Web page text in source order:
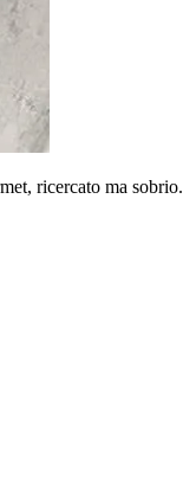
ricercato ma sobrio.